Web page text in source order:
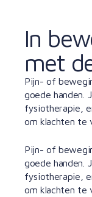
In
met
Pijn- of
goede handen.
fysiotherapie,
om klachten te
Pijn- of
goede handen.
fysiotherapie,
om klachten te